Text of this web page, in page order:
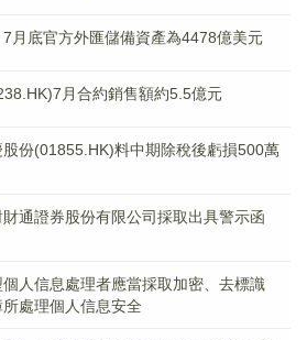
月底官方外匯儲備資產為4478億美元
月合約銷售額約5.5億元
股份(01855.HK)料中期除稅後虧損500萬
通證券股份有限公司採取出具警示函
人信息處理者應當採取加密、去標識
處理個人信息安全